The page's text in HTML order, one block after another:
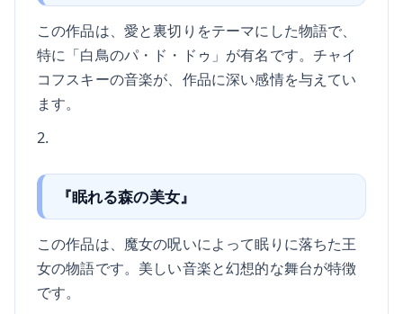
この作品は、愛と裏切りをテーマにした物語で、
特に「白鳥のパ・ド・ドゥ」が有名です。チャイ
コフスキーの音楽が、作品に深い感情を与えてい
ます。
2.
『眠れる森の美女』
この作品は、魔女の呪いによって眠りに落ちた王
女の物語です。美しい音楽と幻想的な舞台が特徴
です。